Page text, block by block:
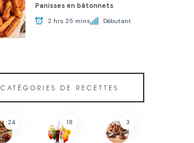
Panisses en bâtonnets
2 hrs 25 mins Débutant
CATÉGORIES DE RECETTES
24 18 3